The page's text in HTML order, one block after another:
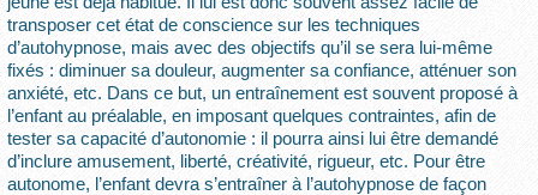
transposer cet état de conscience sur les techniques
d’autohypnose, mais avec des objectifs qu’il se sera lui-même
fixés : diminuer sa douleur, augmenter sa confiance, atténuer son
anxiété, etc. Dans ce but, un entraînement est souvent proposé à
l’enfant au préalable, en imposant quelques contraintes, afin de
tester sa capacité d’autonomie : il pourra ainsi lui être demandé
d’inclure amusement, liberté, créativité, rigueur, etc. Pour être
autonome, l’enfant devra s’entraîner à l’autohypnose de façon